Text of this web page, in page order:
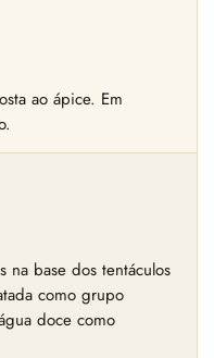
ao ápice. Em
na base dos tentáculos
como grupo
doce como